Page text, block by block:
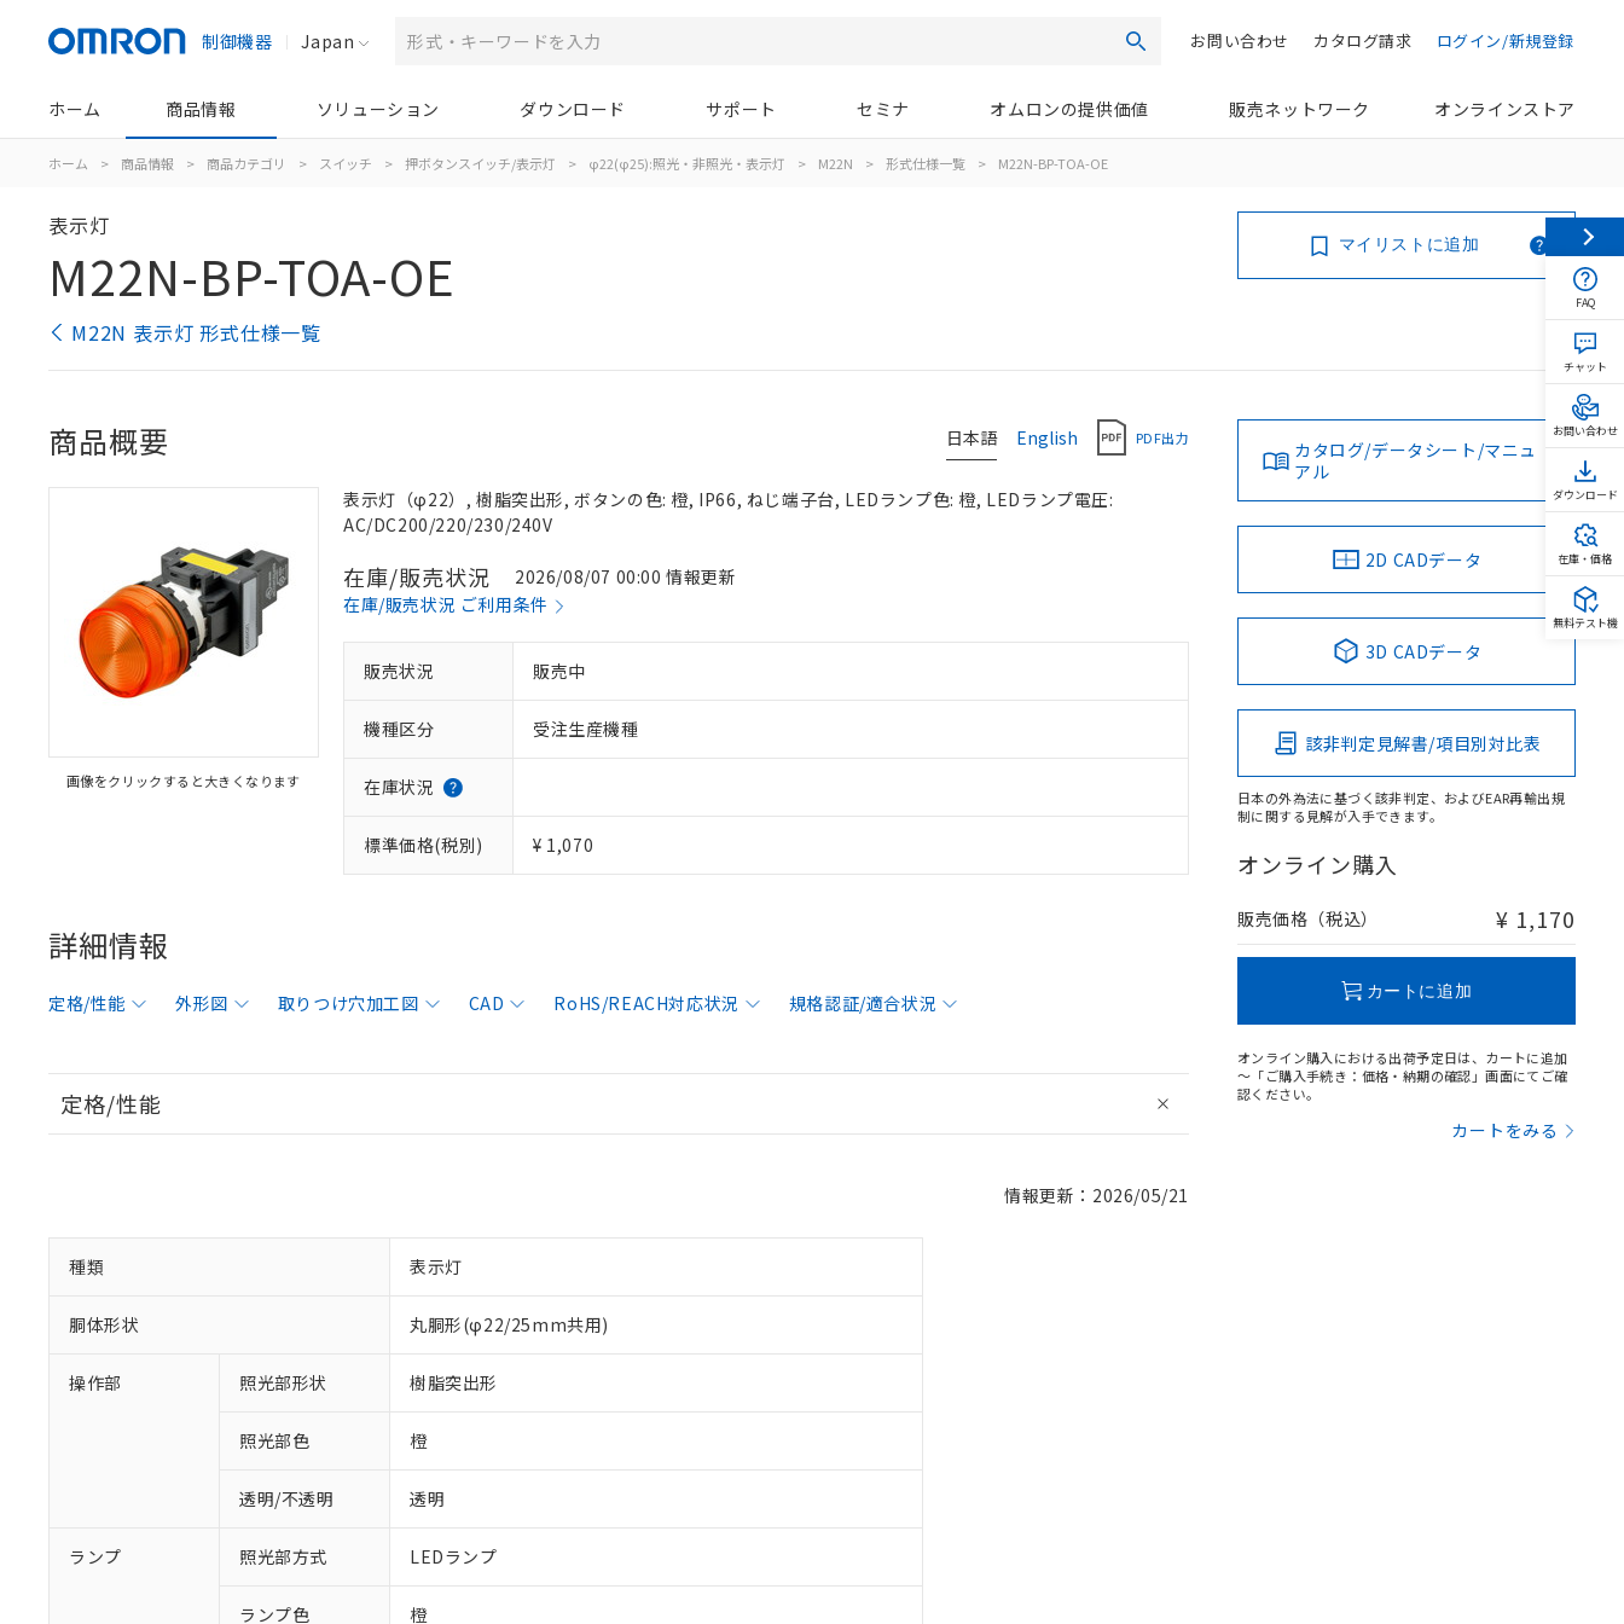
制御機器 Japan 検索 ログイン/新規登録
カタログ請求
お問い合わせ
ホーム 商品情報 ソリューション ダウンロード サポート セミナ オムロンの提供価値 販売ネットワーク オンラインストア
ホーム > 商品情報 > 商品カテゴリ > スイッチ > 押ボタンスイッチ/表示灯 > φ22(φ25):照光・非照光・表示灯 > M22N > 形式仕様一覧 > M22N-BP-TOA-OE
表示灯
M22N-BP-TOA-OE
M22N 表示灯 形式仕様一覧
マイリストに追加
日本語 English PDF出力
商品概要
画像をクリックすると大きくなります
表示灯（φ22）, 樹脂突出形, ボタンの色: 橙, IP66, ねじ端子台, LEDランプ色: 橙, LEDランプ電圧:
AC/DC200/220/230/240V
在庫/販売状況
2026/08/07 00:00 情報更新
在庫/販売状況 ご利用条件
販売状況 販売中
機種区分 受注生産機種
在庫状況
標準価格(税別) ¥ 1,070
詳細情報
定格/性能 外形図 取りつけ穴加工図 CAD RoHS/REACH対応状況 規格認証/適合状況
定格/性能
情報更新：2026/05/21
種類 表示灯
胴体形状 丸胴形(φ22/25mm共用)
操作部 照光部形状 樹脂突出形
照光部色 橙
透明/不透明 透明
ランプ 照光部方式 LEDランプ
ランプ色 橙
カタログ/データシート/マニュ
アル
2D CADデータ
3D CADデータ
該非判定見解書/項目別対比表
日本の外為法に基づく該非判定、およびEAR再輸出規
制に関する見解が入手できます。
オンライン購入
販売価格（税込） ¥ 1,170
カートに追加
オンライン購入における出荷予定日は、カートに追加
～「ご購入手続き：価格・納期の確認」画面にてご確
認ください。
カートをみる
※1 対応状況
FAQ
チャット
お問い合わせ
ダウンロード
在庫・価格
無料テスト機